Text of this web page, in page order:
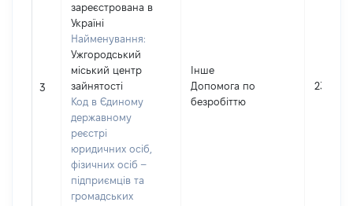
3
зареєстрована в
Україні
Найменування:
Ужгородський
міський центр
зайнятості
Код в Єдиному
державному
реєстрі
юридичних осіб,
фізичних осіб –
підприємців та
громадських
Інше
Допомога по
безробіттю
23375